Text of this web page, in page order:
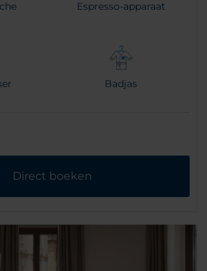
Espresso-apparaat
Badjas
Direct boeken